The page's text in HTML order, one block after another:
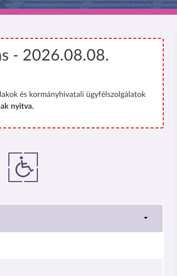
- 2026.08.08.
és kormányhivatali ügyfélszolgálatok
nyitva.